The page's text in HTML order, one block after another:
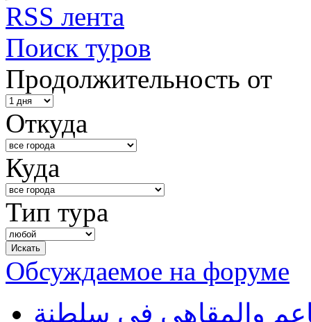
RSS лента
Поиск туров
Продолжительность от
Откуда
Куда
Тип тура
Обсуждаемое на форуме
والمقاهي في سلطنة